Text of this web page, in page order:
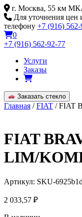
Skip
to
content
г. Москва, 55 км
Для уточнения цен
телефону +7 (916)
0
+7 (916) 562-92-77
Услуги
Заказы
Заказать стекло
Главная /FIAT / FIAT
FIAT
LIM/
Артикул: SKU-
2 033,57 ₽